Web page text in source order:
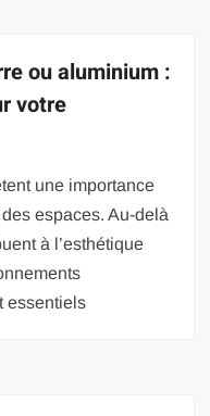
ou aluminium :
votre
une importance
espaces. Au-delà
à l’esthétique
essentiels